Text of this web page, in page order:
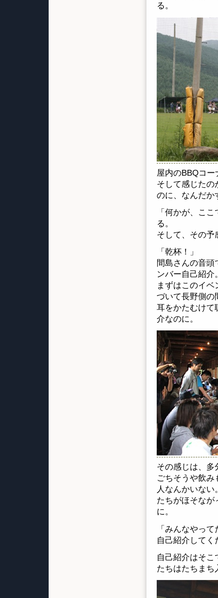
る。
屋内のBBQコ
そして感じたの
のに、なんだか
「何かが、こ
る。
そして、その予
「乾杯！」
間島さんの音
ンバー自己紹介
まずはこのイ
づいて長野側の
耳をかたむけ
介なのに。
その感じは、多
ごちそうや飲
人なんかいな
たちがほそなが
に。
「みんなやっ
自己紹介してく
自己紹介はそ
たちはたちまち